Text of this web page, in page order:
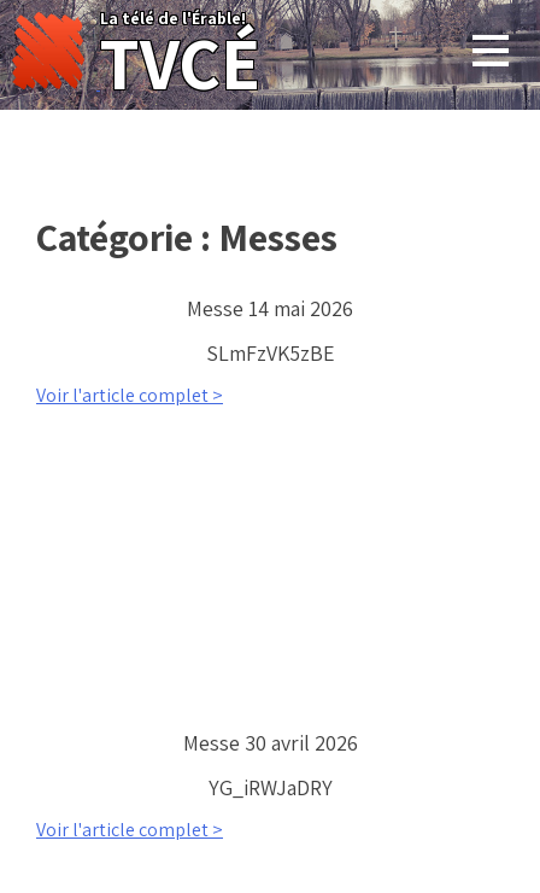
Skip
to
content
La télé de l'Érable!
TVCÉ
Catégorie : Messes
Messe 14 mai 2026
SLmFzVK5zBE
Voir l'article complet >
Messe 30 avril 2026
YG_iRWJaDRY
Voir l'article complet >